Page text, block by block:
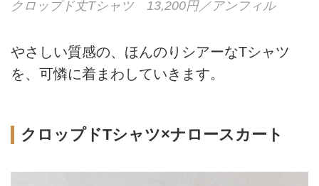
クロップド丈Tシャツ 13,200円／アンフィル
やさしい質感の、ほんのりシアーなTシャツ
を、可憐に着まわしていきます。
クロップドTシャツ×ナロースカート